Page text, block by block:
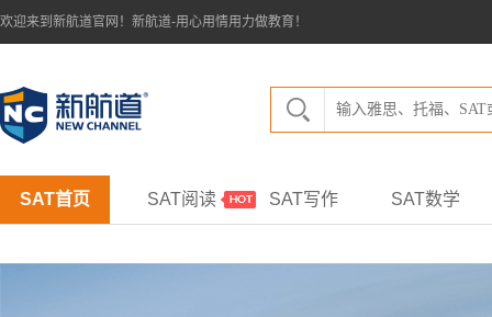
欢迎来到新航道官网！新航道-用心用情用力做教育！
SAT首页 SAT阅读 SAT写作 SAT数学